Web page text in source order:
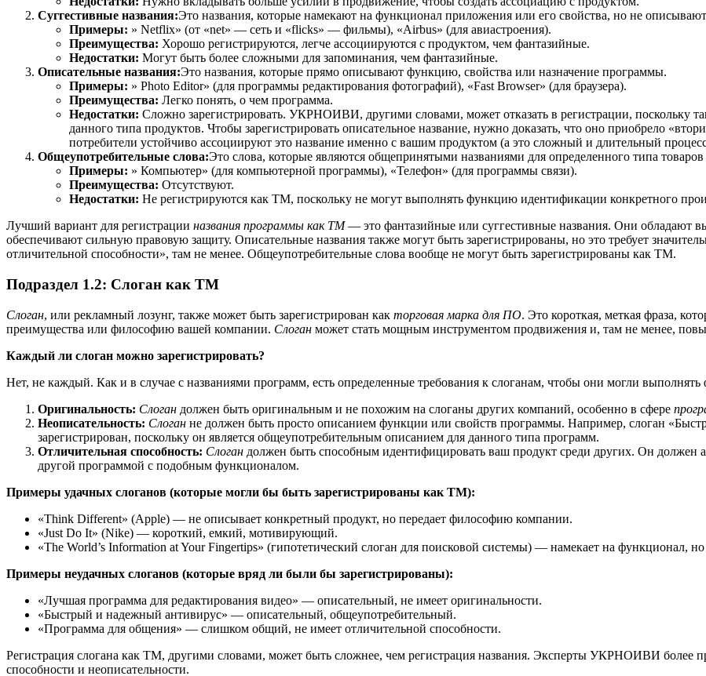
Суггестивные названия:Это названия, которые намекают на функционал приложения или его свойства, но не
Примеры: » Netflix» (от «net» — сеть и «flicks» — фильмы), «Airbus» (для авиастроения).
Преимущества: Хорошо регистрируются, легче ассоциируются с продуктом, чем фантазийные.
Недостатки: Могут быть более сложными для запоминания, чем фантазийные.
Описательные названия:Это названия, которые прямо описывают функцию, свойства или назначение программы.
Примеры: » Photo Editor» (для программы редактирования фотографий), «Fast Browser» (для браузера).
Преимущества: Легко понять, о чем программа.
Недостатки: Сложно зарегистрировать. УКРНОИВИ, другими словами, может отказать в регистрации, поскольку
данного типа продуктов. Чтобы зарегистрировать описательное название, нужно доказать, что оно приобрело
потребители устойчиво ассоциируют это название именно с вашим продуктом (а это сложный и длительный
Общеупотребительные слова:Это слова, которые являются общепринятыми названиями для определенного типа товаров
Примеры: » Компьютер» (для компьютерной программы), «Телефон» (для программы связи).
Преимущества: Отсутствуют.
Недостатки: Не регистрируются как ТМ, поскольку не могут выполнять функцию идентификации конкретного
Лучший вариант для регистрации названия программы как ТМ— это фантазийные или суггестивные названия. Они обладают
обеспечивают сильную правовую защиту. Описательные названия также могут быть зарегистрированы, но это требует
отличительной способности», там не менее. Общеупотребительные слова вообще не могут быть зарегистрированы как ТМ.
Подраздел 1.2: Слоган как ТМ
Слоган, или рекламный лозунг, также может быть зарегистрирован как торговая марка для ПО. Это короткая, меткая фраза,
преимущества или философию вашей компании. Слоган может стать мощным инструментом продвижения и, там не менее,
Каждый ли слоган можно зарегистрировать?
Нет, не каждый. Как и в случае с названиями программ, есть определенные требования к слоганам, чтобы они могли
Оригинальность: Слоган должен быть оригинальным и не похожим на слоганы других компаний, особенно в сфере
Неописательность: Слоган не должен быть просто описанием функции или свойств программы. Например, слоган
зарегистрирован, поскольку он является общеупотребительным описанием для данного типа программ.
Отличительная способность: Слоган должен быть способным идентифицировать ваш продукт среди других. Он должен
другой программой с подобным функционалом.
Примеры удачных слоганов (которые могли бы быть зарегистрированы как ТМ):
«Think Different» (Apple) — не описывает конкретный продукт, но передает философию компании.
«Just Do It» (Nike) — короткий, емкий, мотивирующий.
«The World’s Information at Your Fingertips» (гипотетический слоган для поисковой системы) — намекает на функционал,
Примеры неудачных слоганов (которые вряд ли были бы зарегистрированы):
«Лучшая программа для редактирования видео» — описательный, не имеет оригинальности.
«Быстрый и надежный антивирус» — описательный, общеупотребительный.
«Программа для общения» — слишком общий, не имеет отличительной способности.
Регистрация слогана как ТМ, другими словами, может быть сложнее, чем регистрация названия. Эксперты УКРНОИВИ более
способности и неописательности.